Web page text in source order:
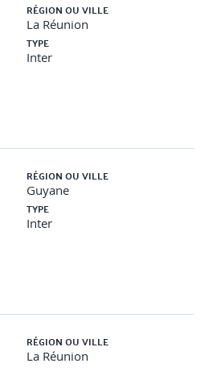
RÉGION OU VILLE
La Réunion
TYPE
Inter
RÉGION OU VILLE
Guyane
TYPE
Inter
RÉGION OU VILLE
La Réunion